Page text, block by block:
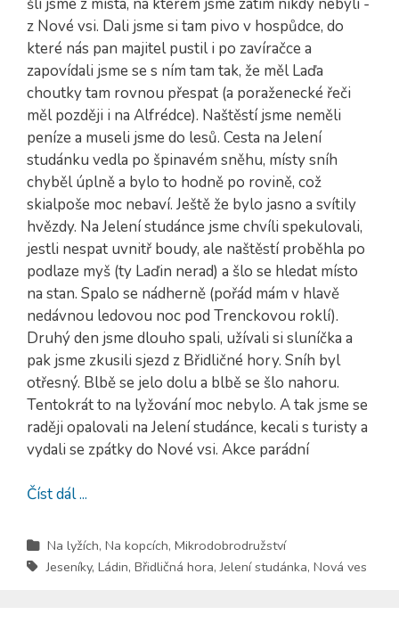
šli jsme z místa, na kterém jsme zatím nikdy nebyli -
z Nové vsi. Dali jsme si tam pivo v hospůdce, do
které nás pan majitel pustil i po zavíračce a
zapovídali jsme se s ním tam tak, že měl Laďa
choutky tam rovnou přespat (a poraženecké řeči
měl později i na Alfrédce). Naštěstí jsme neměli
peníze a museli jsme do lesů. Cesta na Jelení
studánku vedla po špinavém sněhu, místy sníh
chyběl úplně a bylo to hodně po rovině, což
skialpoše moc nebaví. Ještě že bylo jasno a svítily
hvězdy. Na Jelení studánce jsme chvíli spekulovali,
jestli nespat uvnitř boudy, ale naštěstí proběhla po
podlaze myš (ty Laďin nerad) a šlo se hledat místo
na stan. Spalo se nádherně (pořád mám v hlavě
nedávnou ledovou noc pod Trenckovou roklí).
Druhý den jsme dlouho spali, užívali si sluníčka a
pak jsme zkusili sjezd z Břidličné hory. Sníh byl
otřesný. Blbě se jelo dolu a blbě se šlo nahoru.
Tentokrát to na lyžování moc nebylo. A tak jsme se
raději opalovali na Jelení studánce, kecali s turisty a
vydali se zpátky do Nové vsi. Akce parádní
Číst dál ...
Na lyžích, Na kopcích, Mikrodobrodružství
Jeseníky, Ládin, Břidličná hora,Jelení studánka, Nová ves